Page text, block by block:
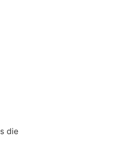
die